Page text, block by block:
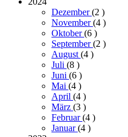
Dezember(2 )
November(4 )
Oktober(6 )
September(2 )
August (4 )
Juli (8 )
Juni (6 )
Mai (4 )
April (4 )
März (3 )
Februar(4 )
Januar(4 )